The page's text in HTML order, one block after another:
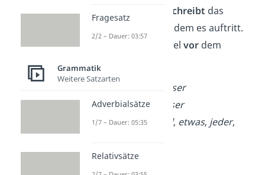
beschreibt das
, mit dem es auftritt.
Es steht in der Regel vordem
Nomen:
dieser
mein,dein
unser
alle,nichts , etwas, jeder,
Fragesatz
2/2 – Dauer: 03:57
Grammatik
Weitere Satzarten
Adverbialsätze
1/7 – Dauer: 05:35
Relativsätze